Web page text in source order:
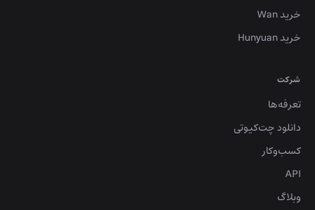
خرید Wan
خرید Hunyuan
شرکت
تعرفه‌ها
دانلود چت‌کیوتی
کسب‌وکار
API
وبلاگ